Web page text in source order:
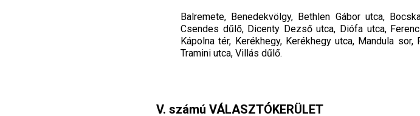
Balremete, Benedekvölgy, Bethlen Gábor utca,
Csendes dűlő, Dicenty Dezső utca, Diófa utca,
Kápolna tér, Kerékhegy, Kerékhegy utca, Mandula
Tramini utca, Villás dűlő.
V. számú VÁLASZTÓKERÜLET